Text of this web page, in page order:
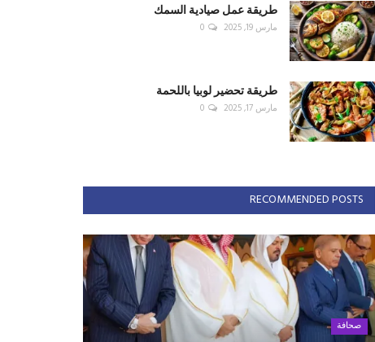
طريقة عمل صيادية السمك
مارس 19, 2025 0
طريقة تحضير لوبيا باللحمة
مارس 17, 2025 0
RECOMMENDED POSTS
صحافة